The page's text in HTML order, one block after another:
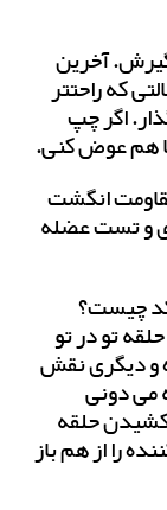
آخرین
که راحتتر
اگر چپ
هم عوض کنی.
انگشت
و تست عضله
کد چیست؟
تو در تو
و دیگری نقش
می دونی
حلقه
را از هم باز